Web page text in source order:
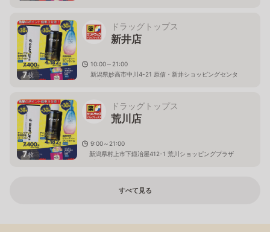
7枚
ドラッグトップス
新井店
10:00～21:00
新潟県妙高市中川4-21 原信・新井ショッピングセンタ
ー内
7枚
ドラッグトップス
荒川店
9:00～21:00
新潟県村上市下鍛冶屋412-1 荒川ショッピングプラザ
パルティ内
すべて見る